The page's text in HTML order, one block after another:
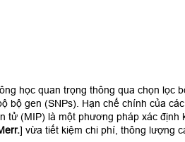
học quan trọng thông qua chọn
bộ gen (SNPs). Hạn chế chính của
tử (MIP) là một phương pháp xác
] vừa tiết kiệm chi phí, thông lượng